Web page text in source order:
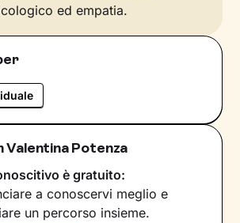
ed empatia.
Valentina Potenza
è gratuito:
a conoscervi meglio e
un percorso insieme.